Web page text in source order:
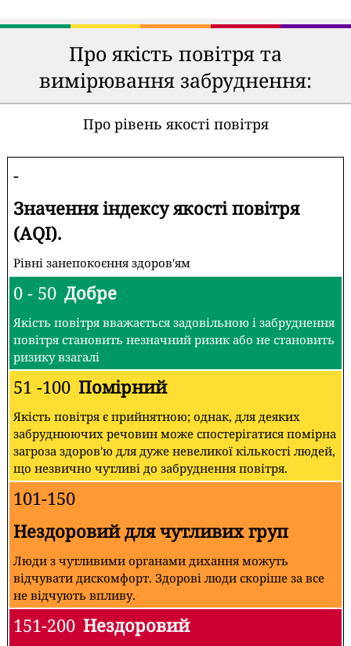
Про якість повітря та
вимірювання забруднення:
Про рівень якості повітря
-
Значення індексу якості повітря
(AQI).
Рівні занепокоєння здоров'ям
0 - 50 Добре
Якість повітря вважається задовільною і забруднення
повітря становить незначний ризик або не становить
ризику взагалі
51 -100 Помірний
Якість повітря є прийнятною; однак, для деяких
забруднюючих речовин може спостерігатися помірна
загроза здоров'ю для дуже невеликої кількості людей,
що незвично чутливі до забруднення повітря.
101-150
Нездоровий для чутливих груп
Люди з чутливими органами дихання можуть
відчувати дискомфорт. Здорові люди скоріше за все
не відчують впливу.
151-200 Нездоровий